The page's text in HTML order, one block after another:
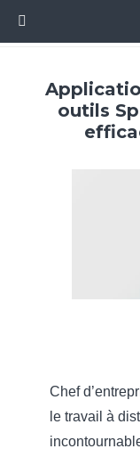
outils
Chef
le travail à